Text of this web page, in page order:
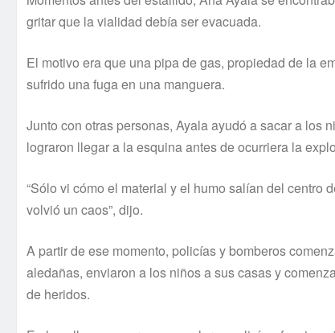
gritar que la vialidad debí­a ser evacuada.
El motivo era que una pipa de gas, propiedad de la
sufrido una fuga en una manguera.
Junto con otras personas, Ayala ayudó a sacar a los
lograron llegar a la esquina antes de ocurriera la
“Sólo vi cómo el material y el humo salí­an del centro
volvió un caos”, dijo.
A partir de ese momento, policí­as y bomberos
aledañas, enviaron a los niños a sus casas y
de heridos.